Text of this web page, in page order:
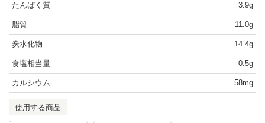
たんぱく質 3.9g
脂質 11.0g
炭水化物 14.4g
食塩相当量 0.5g
カルシウム 58mg
使用する商品